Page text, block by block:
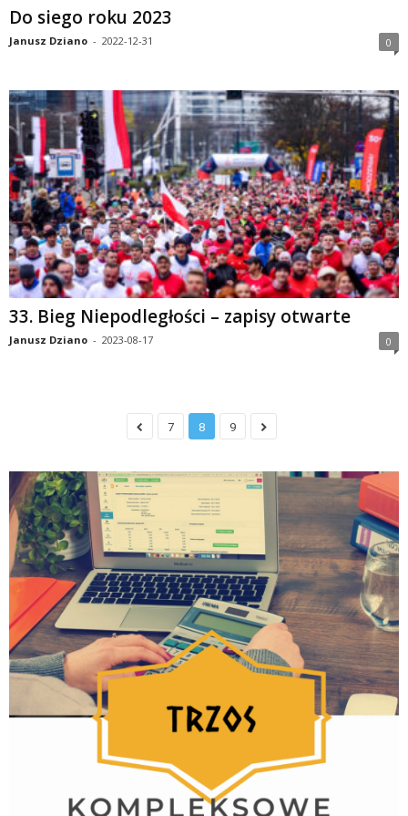
Do siego roku 2023
Janusz Dziano - 2022-12-31 0
33. Bieg Niepodległości – zapisy otwarte
Janusz Dziano - 2023-08-17 0
7 8 9